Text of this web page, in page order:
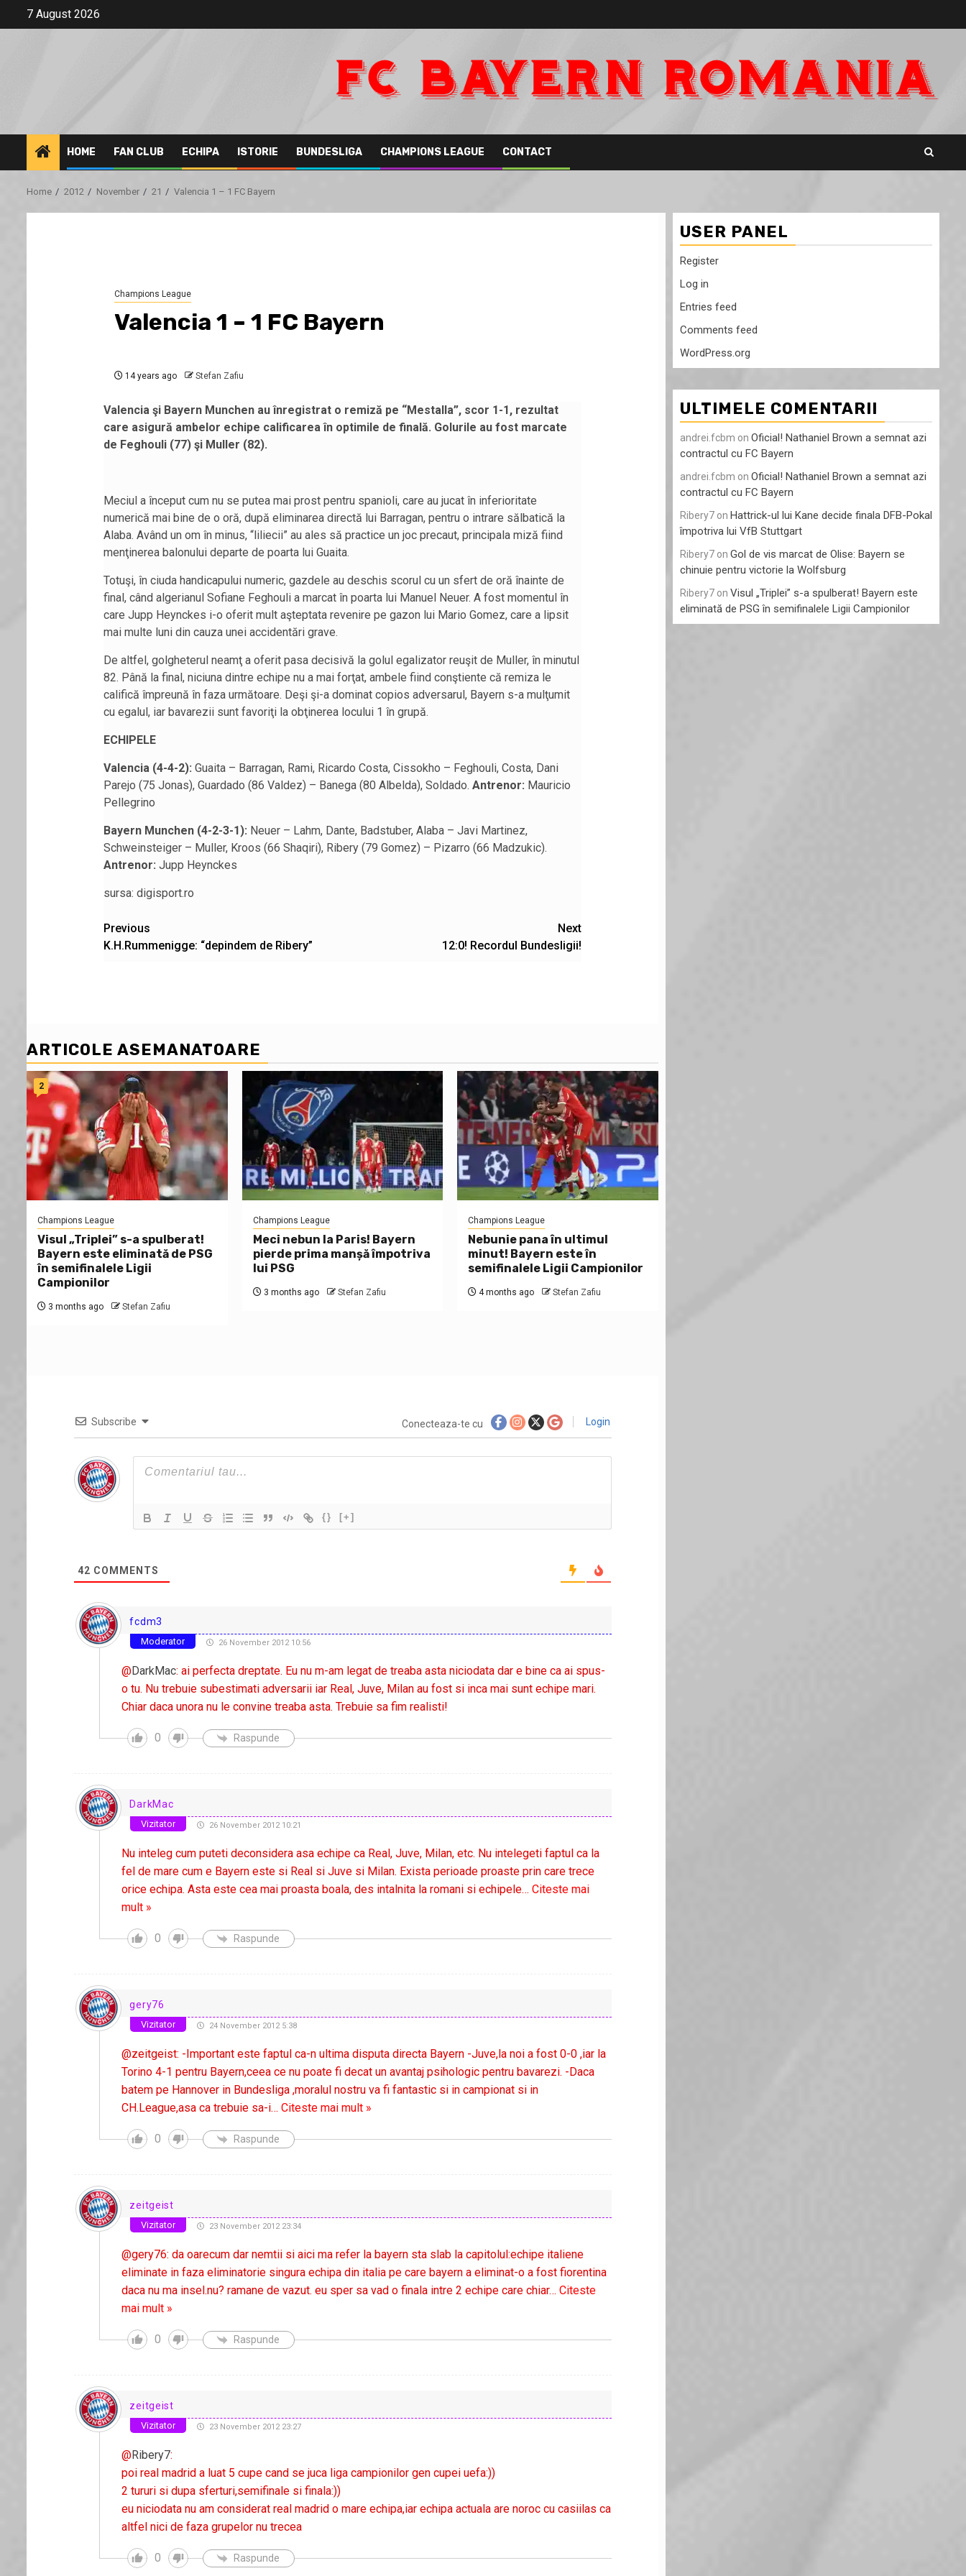
7 August 2026
HOME FAN CLUB ECHIPA ISTORIE BUNDESLIGA CHAMPIONS LEAGUE CONTACT
Home 2012 November 21 Valencia 1 – 1 FC Bayern
Champions League
Valencia 1 – 1 FC Bayern
14 years ago Stefan Zafiu
Valencia şi Bayern Munchen au înregistrat o remiză pe “Mestalla”, scor 1-1, rezultat
care asigură ambelor echipe calificarea în optimile de finală. Golurile au fost marcate
de Feghouli (77) şi Muller (82).
Meciul a început cum nu se putea mai prost pentru spanioli, care au jucat în inferioritate
numerică mai bine de o oră, după eliminarea directă lui Barragan, pentru o intrare sălbatică la
Alaba. Având un om în minus, “liliecii” au ales să practice un joc precaut, principala miză fiind
menţinerea balonului departe de poarta lui Guaita.
Totuşi, în ciuda handicapului numeric, gazdele au deschis scorul cu un sfert de oră înainte de
final, când algerianul Sofiane Feghouli a marcat în poarta lui Manuel Neuer. A fost momentul în
care Jupp Heynckes i-o oferit mult aşteptata revenire pe gazon lui Mario Gomez, care a lipsit
mai multe luni din cauza unei accidentări grave.
De altfel, golgheterul neamţ a oferit pasa decisivă la golul egalizator reuşit de Muller, în minutul
82. Până la final, niciuna dintre echipe nu a mai forţat, ambele fiind conştiente că remiza le
califică împreună în faza următoare. Deşi şi-a dominat copios adversarul, Bayern s-a mulţumit
cu egalul, iar bavarezii sunt favoriţi la obţinerea locului 1 în grupă.
ECHIPELE
Valencia (4-4-2): Guaita – Barragan, Rami, Ricardo Costa, Cissokho – Feghouli, Costa, Dani
Parejo (75 Jonas), Guardado (86 Valdez) – Banega (80 Albelda), Soldado. Antrenor: Mauricio
Pellegrino
Bayern Munchen (4-2-3-1): Neuer – Lahm, Dante, Badstuber, Alaba – Javi Martinez,
Schweinsteiger – Muller, Kroos (66 Shaqiri), Ribery (79 Gomez) – Pizarro (66 Madzukic).
Antrenor: Jupp Heynckes
sursa: digisport.ro
Post
navigation
Previous
K.H.Rummenigge: “depindem de Ribery”
Next
12:0! Recordul Bundesligii!
ARTICOLE ASEMANATOARE
2
Champions League
Visul „Triplei” s-a spulberat!
Bayern este eliminată de PSG
în semifinalele Ligii
Campionilor
3 months ago Stefan Zafiu
Champions League
Meci nebun la Paris! Bayern
pierde prima manșă împotriva
lui PSG
3 months ago Stefan Zafiu
Champions League
Nebunie pana în ultimul
minut! Bayern este în
semifinalele Ligii Campionilor
4 months ago Stefan Zafiu
Subscribe Conecteaza-te cu Login
{} [+]
42 COMMENTS
fcdm3
Moderator 26 November 2012 10:56
@DarkMac: ai perfecta dreptate. Eu nu m-am legat de treaba asta niciodata dar e bine ca ai spus-
o tu. Nu trebuie subestimati adversarii iar Real, Juve, Milan au fost si inca mai sunt echipe mari.
Chiar daca unora nu le convine treaba asta. Trebuie sa fim realisti!
0 Raspunde
DarkMac
Vizitator 26 November 2012 10:21
Nu inteleg cum puteti deconsidera asa echipe ca Real, Juve, Milan, etc. Nu intelegeti faptul ca la
fel de mare cum e Bayern este si Real si Juve si Milan. Exista perioade proaste prin care trece
orice echipa. Asta este cea mai proasta boala, des intalnita la romani si echipele…Citeste mai
mult »
0 Raspunde
gery76
Vizitator 24 November 2012 5:38
@zeitgeist: -Important este faptul ca-n ultima disputa directa Bayern -Juve,la noi a fost 0-0 ,iar la
Torino 4-1 pentru Bayern,ceea ce nu poate fi decat un avantaj psihologic pentru bavarezi. -Daca
batem pe Hannover in Bundesliga ,moralul nostru va fi fantastic si in campionat si in
CH.League,asa ca trebuie sa-i…Citeste mai mult »
0 Raspunde
zeitgeist
Vizitator 23 November 2012 23:34
@gery76: da oarecum dar nemtii si aici ma refer la bayern sta slab la capitolul:echipe italiene
eliminate in faza eliminatorie singura echipa din italia pe care bayern a eliminat-o a fost fiorentina
daca nu ma insel.nu? ramane de vazut. eu sper sa vad o finala intre 2 echipe care chiar…Citeste
mai mult »
0 Raspunde
zeitgeist
Vizitator 23 November 2012 23:27
@Ribery7:
poi real madrid a luat 5 cupe cand se juca liga campionilor gen cupei uefa:))
2 tururi si dupa sferturi,semifinale si finala:))
eu niciodata nu am considerat real madrid o mare echipa,iar echipa actuala are noroc cu casiilas ca
altfel nici de faza grupelor nu trecea
0 Raspunde
USER PANEL
Register
Log in
Entries feed
Comments feed
WordPress.org
ULTIMELE COMENTARII
andrei.fcbm on Oficial! Nathaniel Brown a semnat azi
contractul cu FC Bayern
andrei.fcbm on Oficial! Nathaniel Brown a semnat azi
contractul cu FC Bayern
Ribery7 on Hattrick-ul lui Kane decide finala DFB-Pokal
împotriva lui VfB Stuttgart
Ribery7 on Gol de vis marcat de Olise: Bayern se
chinuie pentru victorie la Wolfsburg
Ribery7 on Visul „Triplei” s-a spulberat! Bayern este
eliminată de PSG în semifinalele Ligii Campionilor